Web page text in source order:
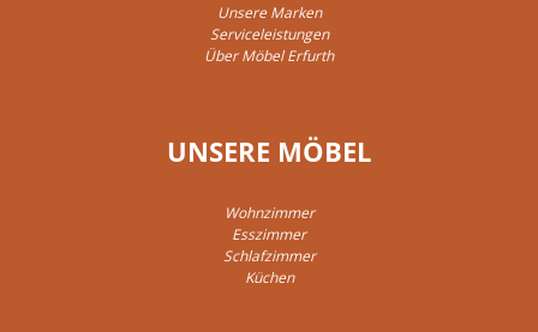
Unsere Marken
Serviceleistungen
Über Möbel Erfurth
UNSERE MÖBEL
Wohnzimmer
Esszimmer
Schlafzimmer
Küchen